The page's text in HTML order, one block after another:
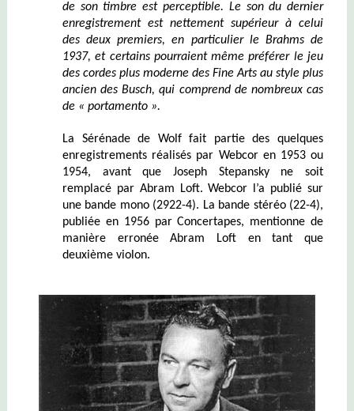
de son timbre est perceptible. Le son du dernier
enregistrement est nettement supérieur à celui
des deux premiers, en particulier le Brahms de
1937, et certains pourraient même préférer le jeu
descordes plus moderne des Fine Arts au style plus
ancien des Busch, qui comprend de nombreux cas
de « portamento ».
La Sérénade de Wolf fait partie des quelques
enregistrements réalisés par Webcor en 1953 ou
1954, avant que Joseph Stepansky ne soit
remplacé par Abram Loft. Webcor l’a publié sur
une bande mono (2922-4). La bande stéréo (22-4),
publiée en 1956 par Concertapes, mentionne de
manière erronée Abram Loft en tant que
deuxième violon.